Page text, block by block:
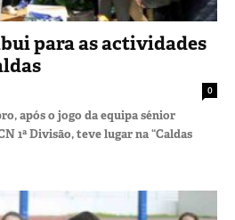
para as actividades
0
após o jogo da equipa sénior
1ª Divisão, teve lugar na “Caldas